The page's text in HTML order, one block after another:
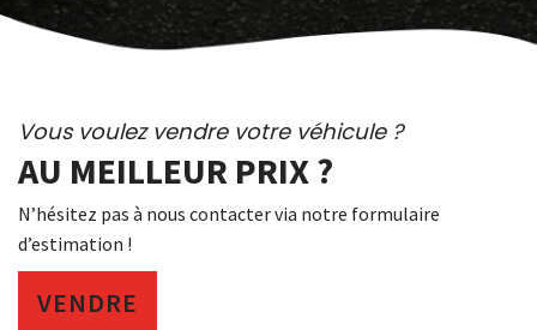
Vous voulez vendre votre véhicule ?
AU MEILLEUR PRIX ?
N’hésitez pas à nous contacter via notre formulaire
d’estimation !
VENDRE